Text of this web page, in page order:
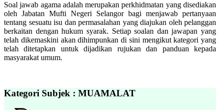
Soal jawab agama adalah merupakan perkhidmatan yang disediakan
oleh Jabatan Mufti Negeri Selangor bagi menjawab pertanyaan
tentang sesuatu isu dan permasalahan yang diajukan oleh pelanggan
berkaitan dengan hukum syarak. Setiap soalan dan jawapan yang
telah dikemaskini akan dihimpunkan di sini mengikut kategori yang
telah ditetapkan untuk dijadikan rujukan dan panduan kepada
masyarakat umum.
Kategori Subjek : MUAMALAT